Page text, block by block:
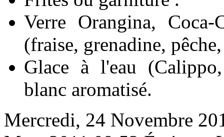
Verre Orangina,
(fraise, grenadine,
Glace à l'eau
blanc aromatisé.
Mercredi, 24 Novembre